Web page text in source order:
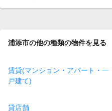
浦添市の他の種類の物件を見る
賃貸(マンション・アパート・一
戸建て)
貸店舗